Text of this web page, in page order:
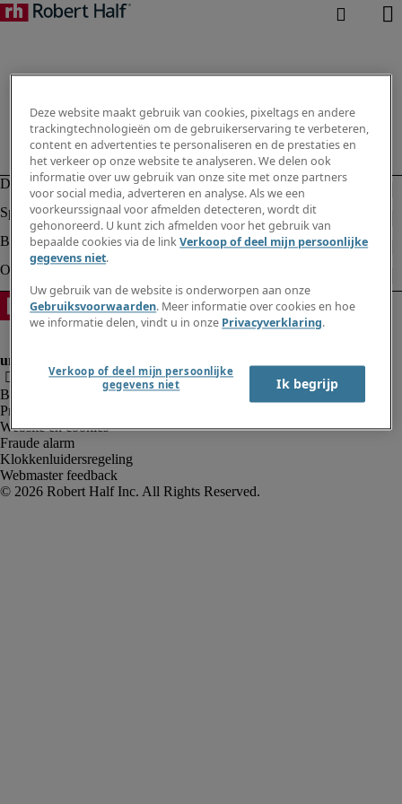
Bedrijfsinformatie
Privacyverklaring
Website en cookies
Fraude alarm
Klokkenluidersregeling
Webmaster feedback
Deze website maakt gebruik van cookies, pixeltags en andere
trackingtechnologieën om de gebruikerservaring te verbeteren,
content en advertenties te personaliseren en de prestaties en
het verkeer op onze website te analyseren. We delen ook
informatie over uw gebruik van onze site met onze partners
voor social media, adverteren en analyse. Als we een
voorkeurssignaal voor afmelden detecteren, wordt dit
gehonoreerd. U kunt zich afmelden voor het gebruik van
bepaalde cookies via de linkVerkoop of deel mijn persoonlijke
gegevens niet.
Uw gebruik van de website is onderworpen aan onze
Gebruiksvoorwaarden. Meer informatie over cookies en hoe
we informatie delen, vindt u in onze Privacyverklaring.
Verkoop of deel mijn persoonlijke
gegevens niet
Ik begrijp